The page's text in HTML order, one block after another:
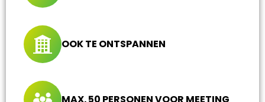
OOK TE ONTSPANNEN
MAX. 50 PERSONEN VOOR MEETING